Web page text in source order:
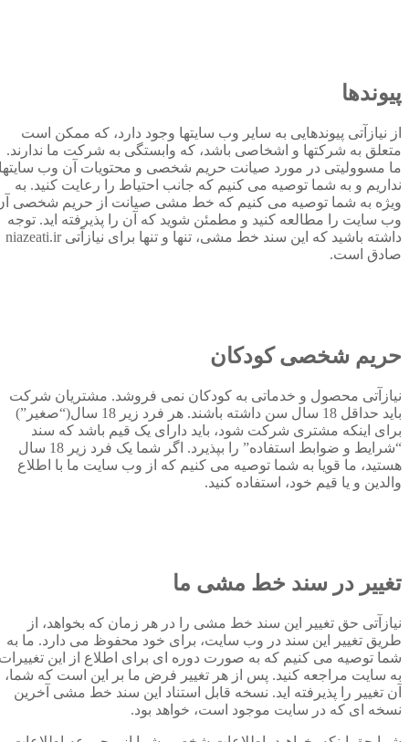
پیوندها
از نیازآتی پیوندهایی به سایر وب سایتها وجود دارد، که ممکن است
متعلق به شرکتها و اشخاصی باشد، که وابستگی به شرکت ما ندارند.
ما مسوولیتی در مورد صیانت حریم شخصی و محتویات آن وب سایتها
نداریم و به شما توصیه می کنیم که جانب احتیاط را رعایت کنید. به
ویژه به شما توصیه می کنیم که خط مشی صیانت از حریم شخصی آن
وب سایت را مطالعه کنید و مطمئن شوید که آن را پذیرفته اید. توجه
داشته باشید که این سند خط مشی، تنها و تنها برای نیازآتی niazeati.ir
صادق است.
حریم شخصی کودکان
نیازآتی محصول و خدماتی به کودکان نمی فروشد. مشتریان شرکت
باید حداقل 18 سال سن داشته باشند. هر فرد زیر 18 سال(“صغیر”)
برای اینکه مشتری شرکت شود، باید دارای یک قیم باشد که سند
“شرایط و ضوابط استفاده” را بپذیرد. اگر شما یک فرد زیر 18 سال
هستید، ما قویا به شما توصیه می کنیم که از وب سایت ما با اطلاع
والدین و یا قیم خود، استفاده کنید.
تغییر در سند خط مشی ما
نیازآتی حق تغییر این سند خط مشی را در هر زمان که بخواهد، از
طریق تغییر این سند در وب سایت، برای خود محفوظ می دارد. ما به
شما توصیه می کنیم که به صورت دوره ای برای اطلاع از این تغییرات،
به سایت مراجعه کنید. پس از هر تغییر فرض ما بر این است که شما،
آن تغییر را پذیرفته اید. نسخه قابل استناد این سند خط مشی آخرین
نسخه ای که در سایت موجود است، خواهد بود.